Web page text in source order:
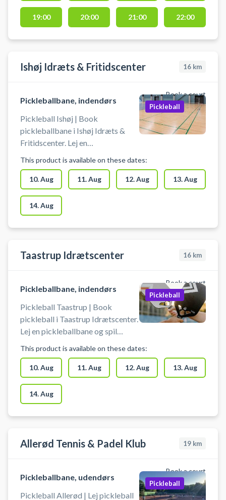
udendørs pickleballbaner
beliggende ved tennisklubben i
19:00 20:00 21:00 22:00
Ishøj Idræts & Fritidscenter 16 km
Book a court
Pickleballbane, indendørs
Pickleball Ishøj | Book
pickleballbane i Ishøj Idræts &
Fritidscenter. Lej en
Ishøj på en af banerne i hallerne
ved Ishøj Idræts & Fritidscenter,
hvor du kan parkere gratis ved
hallen. Medbring selv bat og
bolde.
Pickleball
This product is available on these dates:
10. Aug 11. Aug 12. Aug 13. Aug
14. Aug
Taastrup Idrætscenter 16 km
Book a court
Pickleballbane, indendørs
Pickleball Taastrup | Book
pickleball i Taastrup Idrætscenter.
Lej en pickleballbane og spil
selv bat og bolde, når du booker
en pickleballbane i Taastrup
Idrætscenter. Du finder gratis
parkering lige ved idrætscentret.
Pickleball
This product is available on these dates:
10. Aug 11. Aug 12. Aug 13. Aug
14. Aug
Allerød Tennis & Padel Klub 19 km
Book a court
Pickleballbane, udendørs
Pickleball Allerød | Lej pickleball
Pickleball